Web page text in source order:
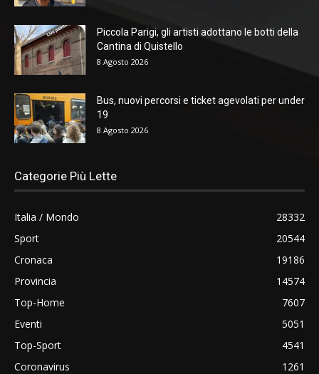
Piccola Parigi, gli artisti adottano le botti della
Cantina di Quistello
8 Agosto 2026
Bus, nuovi percorsi e ticket agevolati per under
19
8 Agosto 2026
Categorie Più Lette
Italia / Mondo
28332
Sport
20544
Cronaca
19186
Provincia
14574
Top-Home
7607
Eventi
5051
Top-Sport
4541
Coronavirus
1261